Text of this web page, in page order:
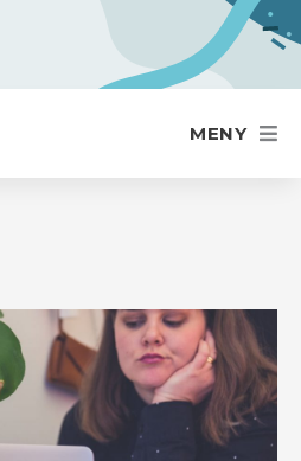
MENY